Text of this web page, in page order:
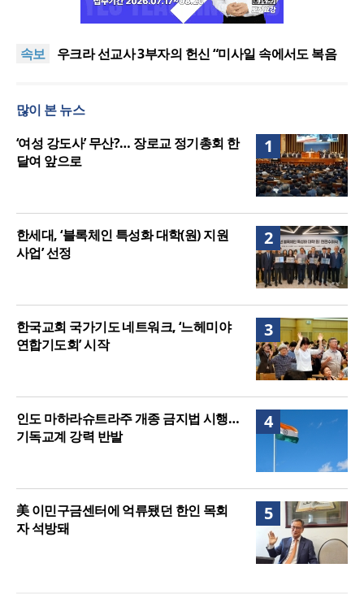
속보
[최원호 목사의 영혼의 양식 63] 말씀은 같은데 왜 열
우크라 선교사 3부자의 헌신 “미사일 속에서도 복음
강력 반발
[최원호 목사의 영혼의 양식 63] 말씀은 같은데 왜 열
美 이민구금센터에 억류됐던 한인 목회자 석방돼
많이 본 뉴스
1
‘여성 강도사’ 무산?… 장로교 정기총회 한
달여 앞으로
2
한세대, ‘블록체인 특성화 대학(원) 지원
사업’ 선정
3
한국교회 국가기도 네트워크, ‘느헤미야
연합기도회’ 시작
4
인도 마하라슈트라주 개종 금지법 시행…
기독교계 강력 반발
5
美 이민구금센터에 억류됐던 한인 목회
자 석방돼